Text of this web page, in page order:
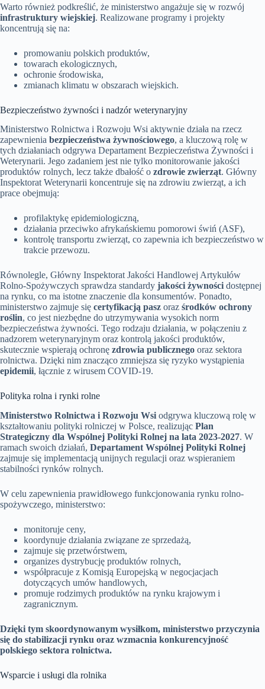
Warto również podkreślić, że ministerstwo angażuje się w rozwój
infrastruktury wiejskiej. Realizowane programy i projekty
koncentrują się na:
promowaniu polskich produktów,
towarach ekologicznych,
ochronie środowiska,
zmianach klimatu w obszarach wiejskich.
Bezpieczeństwo żywności i nadzór weterynaryjny
Ministerstwo Rolnictwa i Rozwoju Wsi aktywnie działa na rzecz
zapewnienia bezpieczeństwa żywnościowego, a kluczową rolę w
tych działaniach odgrywa Departament Bezpieczeństwa Żywności i
Weterynarii. Jego zadaniem jest nie tylko monitorowanie jakości
produktów rolnych, lecz także dbałość o zdrowie zwierząt. Główny
Inspektorat Weterynarii koncentruje się na zdrowiu zwierząt, a ich
prace obejmują:
profilaktykę epidemiologiczną,
działania przeciwko afrykańskiemu pomorowi świń (ASF),
kontrolę transportu zwierząt, co zapewnia ich bezpieczeństwo w
trakcie przewozu.
Równolegle, Główny Inspektorat Jakości Handlowej Artykułów
Rolno-Spożywczych sprawdza standardy jakości żywności dostępnej
na rynku, co ma istotne znaczenie dla konsumentów. Ponadto,
ministerstwo zajmuje się certyfikacją pasz oraz środków ochrony
roślin, co jest niezbędne do utrzymywania wysokich norm
bezpieczeństwa żywności. Tego rodzaju działania, w połączeniu z
nadzorem weterynaryjnym oraz kontrolą jakości produktów,
skutecznie wspierają ochronę zdrowia publicznego oraz sektora
rolnictwa. Dzięki nim znacząco zmniejsza się ryzyko wystąpienia
epidemii, łącznie z wirusem COVID-19.
Polityka rolna i rynki rolne
Ministerstwo Rolnictwa i Rozwoju Wsi odgrywa kluczową rolę w
kształtowaniu polityki rolniczej w Polsce, realizując Plan
Strategiczny dla Wspólnej Polityki Rolnej na lata 2023-2027. W
ramach swoich działań, Departament Wspólnej Polityki Rolnej
zajmuje się implementacją unijnych regulacji oraz wspieraniem
stabilności rynków rolnych.
W celu zapewnienia prawidłowego funkcjonowania rynku rolno-
spożywczego, ministerstwo:
monitoruje ceny,
koordynuje działania związane ze sprzedażą,
zajmuje się przetwórstwem,
organizes dystrybucję produktów rolnych,
współpracuje z Komisją Europejską w negocjacjach
dotyczących umów handlowych,
promuje rodzimych produktów na rynku krajowym i
zagranicznym.
Dzięki tym skoordynowanym wysiłkom, ministerstwo przyczynia
się do stabilizacji rynku oraz wzmacnia konkurencyjność
polskiego sektora rolnictwa.
Wsparcie i usługi dla rolnika